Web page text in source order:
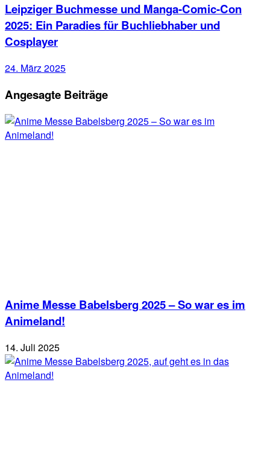
Leipziger Buchmesse und Manga-Comic-Con
2025: Ein Paradies für Buchliebhaber und
Cosplayer
24. März 2025
Angesagte Beiträge
Anime Messe Babelsberg 2025 – So war es im
Animeland!
14. Juli 2025